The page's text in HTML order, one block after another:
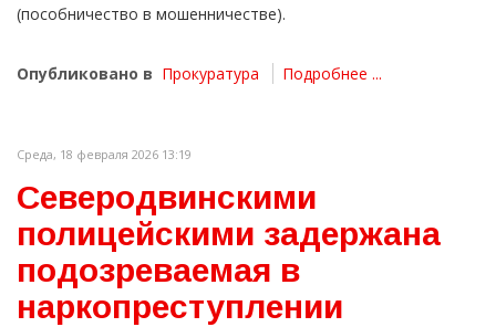
(пособничество в мошенничестве).
Опубликовано в Прокуратура Подробнее ...
Среда, 18 февраля 2026 13:19
Северодвинскими
полицейскими задержана
подозреваемая в
наркопреступлении